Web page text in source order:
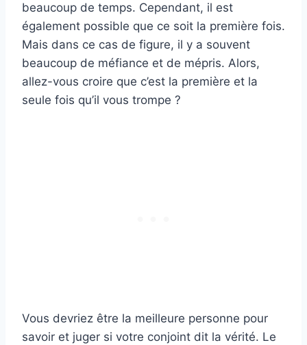
beaucoup de temps. Cependant, il est
également possible que ce soit la première fois.
Mais dans ce cas de figure, il y a souvent
beaucoup de méfiance et de mépris. Alors,
allez-vous croire que c’est la première et la
seule fois qu’il vous trompe ?
Vous devriez être la meilleure personne pour
savoir et juger si votre conjoint dit la vérité. Le